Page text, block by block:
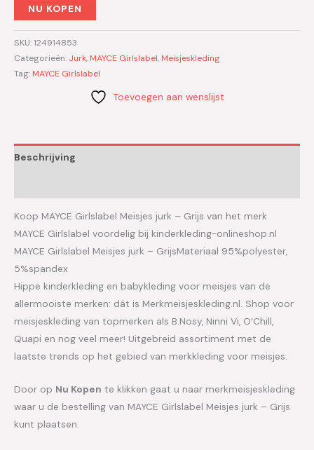
NU KOPEN
SKU:124914853
Categorieën: Jurk, MAYCE Girlslabel, Meisjeskleding
Tag: MAYCE Girlslabel
Toevoegen aan wenslijst
Beschrijving
Koop MAYCE Girlslabel Meisjes jurk – Grijs van het merk
MAYCE Girlslabel voordelig bij kinderkleding-onlineshop.nl
MAYCE Girlslabel Meisjes jurk – GrijsMateriaal 95%polyester,
5%spandex
Hippe kinderkleding en babykleding voor meisjes van de
allermooiste merken: dát is Merkmeisjeskleding.nl. Shop voor
meisjeskleding van topmerken als B.Nosy, Ninni Vi, O’Chill,
Quapi en nog veel meer! Uitgebreid assortiment met de
laatste trends op het gebied van merkkleding voor meisjes.
Door op Nu Kopen te klikken gaat u naar merkmeisjeskleding
waar u de bestelling van MAYCE Girlslabel Meisjes jurk – Grijs
kunt plaatsen.